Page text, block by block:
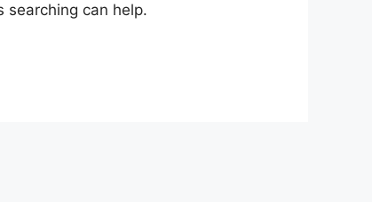
searching can help.